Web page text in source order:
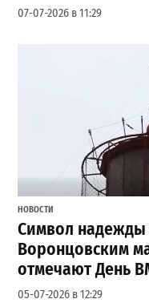
07-07-2026 в 11:29
НОВОСТИ
Символ надежды
Воронцовским
отмечают День
05-07-2026 в 12:29